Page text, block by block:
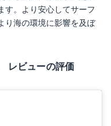
す。より安心してサーフ
り海の環境に影響を及ぼ
レビューの評価